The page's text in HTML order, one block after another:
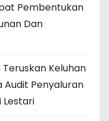
Pembentukan
Dan
Teruskan Keluhan
Audit Penyaluran
Lestari